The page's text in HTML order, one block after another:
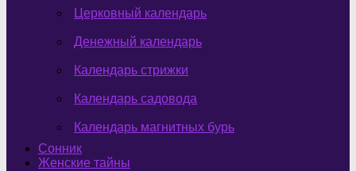
Церковный календарь
Денежный календарь
Календарь стрижки
Календарь садовода
Календарь магнитных бурь
Сонник
Женские тайны